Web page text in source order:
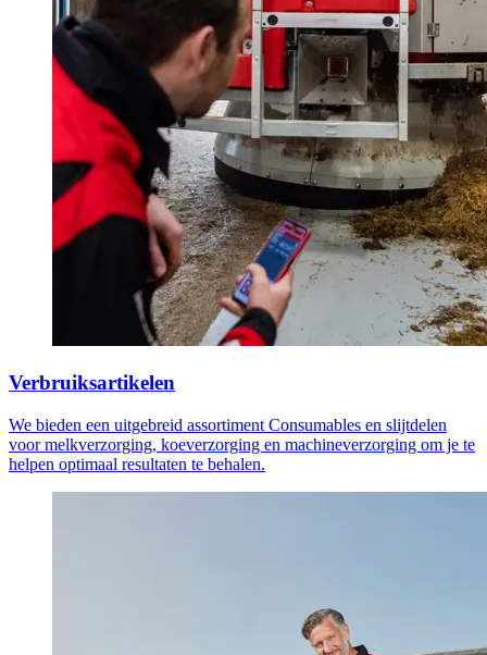
Verbruiksartikelen
We bieden een uitgebreid assortiment Consumables en slijtdelen
voor melkverzorging, koeverzorging en machineverzorging om je te
helpen optimaal resultaten te behalen.